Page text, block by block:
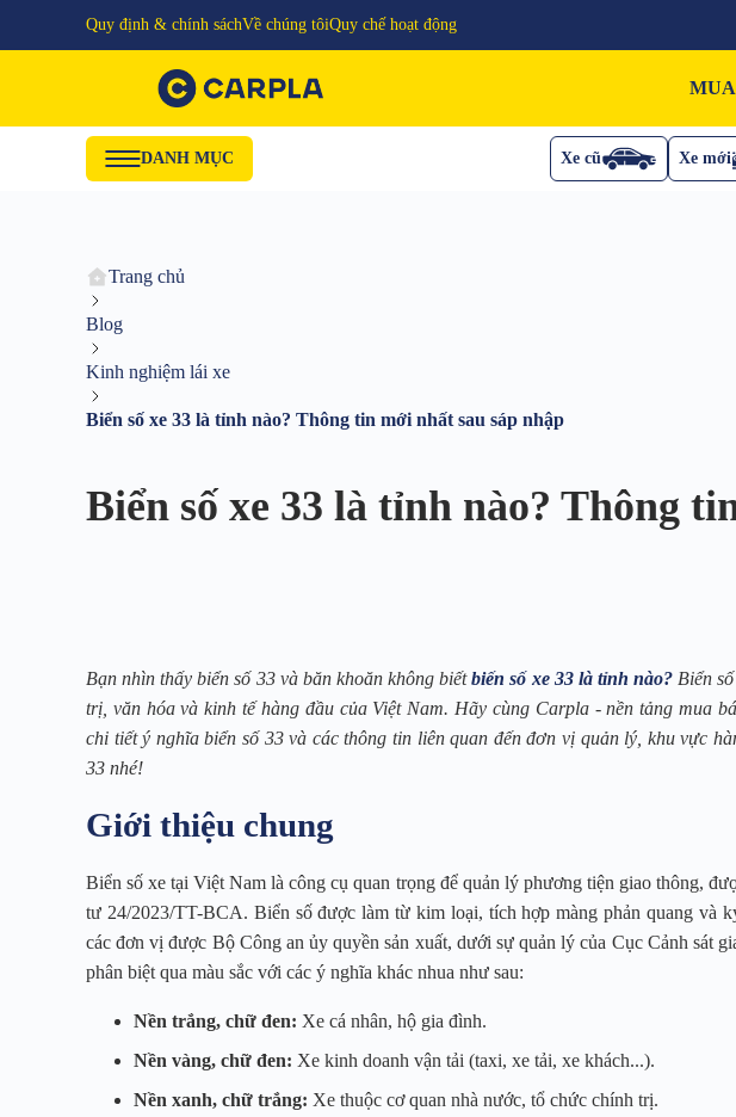
Quy định & chính sáchVề chúng tôiQuy chế hoạt động
DANH MỤC Xe cũ Xe mới
Trang chủ
Blog
Kinh nghiệm lái xe
Biển số xe 33 là tỉnh nào? Thông tin mới nhất sau sáp nhập
Biển số xe 33 là tỉnh nào? Thông
Bạn nhìn thấy biển số 33 và băn khoăn không biếtbiến số xe 33 là tỉnh nào? Biển
trị, văn hóa và kinh tế hàng đầu của Việt Nam. Hãy cùng Carpla - nền tảng mua
chi tiết ý nghĩa biển số 33 và các thông tin liên quan đến đơn vị quản lý, khu vực
33 nhé!
Giới thiệu chung
Biển số xe tại Việt Nam là công cụ quan trọng để quản lý phương tiện giao thông,
tư 24/2023/TT-BCA. Biển số được làm từ kim loại, tích hợp màng phản quang và
các đơn vị được Bộ Công an ủy quyền sản xuất, dưới sự quản lý của Cục Cảnh sát
phân biệt qua màu sắc với các ý nghĩa khác nhua như sau:
Nền trắng, chữ đen: Xe cá nhân, hộ gia đình.
Nền vàng, chữ đen: Xe kinh doanh vận tải (taxi, xe tải, xe khách...).
Nền xanh, chữ trắng: Xe thuộc cơ quan nhà nước, tổ chức chính trị.